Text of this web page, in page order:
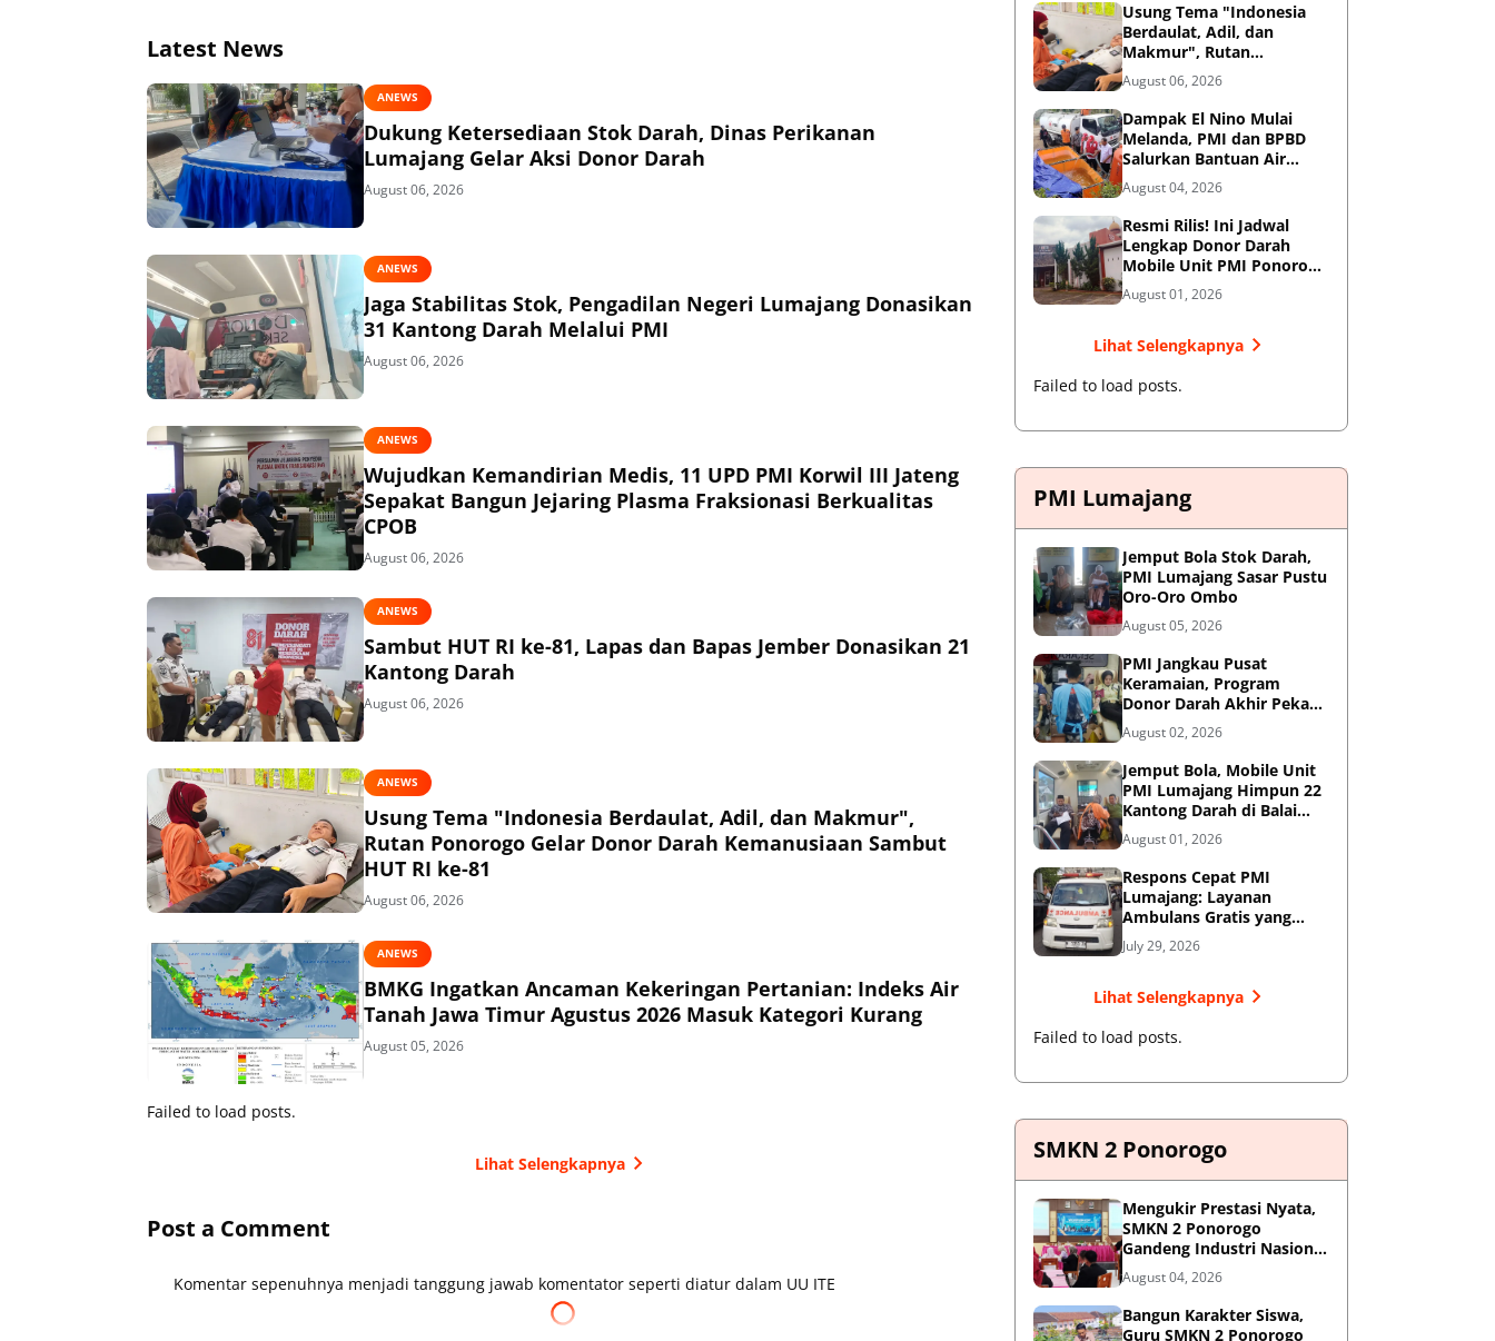
Latest News
ANEWS
Dukung Ketersediaan Stok Darah, Dinas Perikanan
Lumajang Gelar Aksi Donor Darah
August 06, 2026
ANEWS
Jaga Stabilitas Stok, Pengadilan Negeri Lumajang Donasikan
31 Kantong Darah Melalui PMI
August 06, 2026
ANEWS
Wujudkan Kemandirian Medis, 11 UPD PMI Korwil III Jateng
Sepakat Bangun Jejaring Plasma Fraksionasi Berkualitas
CPOB
August 06, 2026
ANEWS
Sambut HUT RI ke-81, Lapas dan Bapas Jember Donasikan 21
Kantong Darah
August 06, 2026
ANEWS
Usung Tema "Indonesia Berdaulat, Adil, dan Makmur",
Rutan Ponorogo Gelar Donor Darah Kemanusiaan Sambut
HUT RI ke-81
August 06, 2026
ANEWS
BMKG Ingatkan Ancaman Kekeringan Pertanian: Indeks Air
Tanah Jawa Timur Agustus 2026 Masuk Kategori Kurang
August 05, 2026
Failed to load posts.
Lihat Selengkapnya
Post a Comment
Komentar sepenuhnya menjadi tanggung jawab komentator seperti diatur dalam UU ITE
Usung Tema "Indonesia
Berdaulat, Adil, dan
Makmur", Rutan
Ponorogo Gelar Donor
Darah Kemanusiaan
Sambut HUT RI ke-81
August 06, 2026
Dampak El Nino Mulai
Melanda, PMI dan BPBD
Salurkan Bantuan Air
Bersih ke Desa Terdampak
di Ponorogo
August 04, 2026
Resmi Rilis! Ini Jadwal
Lengkap Donor Darah
Mobile Unit PMI Ponorogo
Agustus 2026
August 01, 2026
Lihat Selengkapnya
Failed to load posts.
PMI Lumajang
Jemput Bola Stok Darah,
PMI Lumajang Sasar Pustu
Oro-Oro Ombo
August 05, 2026
PMI Jangkau Pusat
Keramaian, Program
Donor Darah Akhir Pekan
di GM Plaza Lumajang
Disambut Antusias
August 02, 2026
Jemput Bola, Mobile Unit
PMI Lumajang Himpun 22
Kantong Darah di Balai
Desa Jatirejo Kunir
August 01, 2026
Respons Cepat PMI
Lumajang: Layanan
Ambulans Gratis yang
Wajib Diketahui Warga
July 29, 2026
Lihat Selengkapnya
Failed to load posts.
SMKN 2 Ponorogo
Mengukir Prestasi Nyata,
SMKN 2 Ponorogo
Gandeng Industri Nasional
Demi Sesuaikan
Kurikulum dengan
Kebutuhan Dunia Kerja
August 04, 2026
Bangun Karakter Siswa,
Guru SMKN 2 Ponorogo